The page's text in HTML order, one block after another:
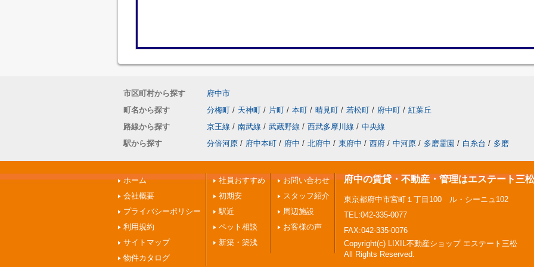
市区町村から探す
府中市
町名から探す
分梅町 / 天神町 / 片町 / 本町 / 晴見町 / 若松町 / 府中町 / 紅葉丘
路線から探す
京王線 / 南武線 / 武蔵野線 / 西武多摩川線 / 中央線
駅から探す
分倍河原 / 府中本町 / 府中 / 北府中 / 東府中 / 西府 / 中河原 / 多磨霊園 / 白糸台 / 多磨
ホーム
会社概要
プライバシーポリシー
利用規約
サイトマップ
物件カタログ
社員おすすめ
初期安
駅近
ペット相談
新築・築浅
お問い合わせ
スタッフ紹介
周辺施設
お客様の声
府中の賃貸・不動産・管理はエステート三松
東京都府中市宮町１丁目100 ル・シーニュ102
TEL:042-335-0077
FAX:042-335-0076
Copyright(c) LIXIL不動産ショップ エステート三松
All Rights Reserved.